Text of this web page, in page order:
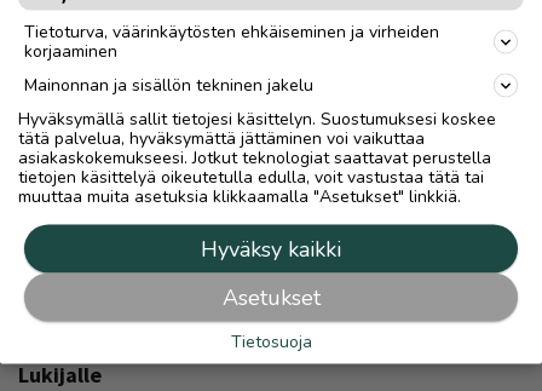
Tuottajan yhteystiedot
Medianvapausasetus
Tietosuojalauseke
Tietosuojakuvaus
Tietosuoja-asetukset
Mainostajalle
Mainostajalle
Mediatiedot
Yhteystiedot
Lukijalle
Tietoturva, väärinkäytösten ehkäiseminen ja virheiden
korjaaminen
Mainonnan ja sisällön tekninen jakelu
Hyväksymällä sallit tietojesi käsittelyn. Suostumuksesi koskee
tätä palvelua, hyväksymättä jättäminen voi vaikuttaa
asiakaskokemukseesi. Jotkut teknologiat saattavat perustella
tietojen käsittelyä oikeutetulla edulla, voit vastustaa tätä tai
muuttaa muita asetuksia klikkaamalla "Asetukset" linkkiä.
Hyväksy kaikki
Asetukset
Tietosuoja